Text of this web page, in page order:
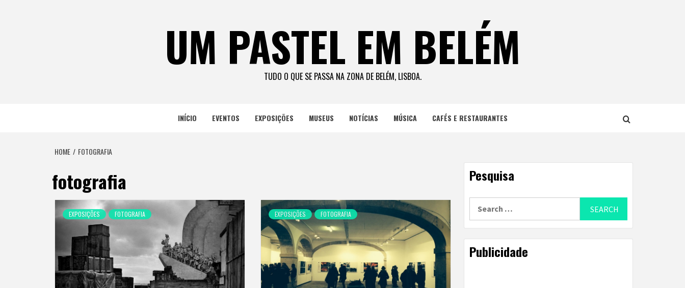
UM PASTEL EM BELÉM
TUDO O QUE SE PASSA NA ZONA DE BELÉM, LISBOA.
INÍCIO EVENTOS EXPOSIÇÕES MUSEUS NOTÍCIAS MÚSICA CAFÉS E RESTAURANTES
HOME FOTOGRAFIA
fotografia
EXPOSIÇÕES FOTOGRAFIA EXPOSIÇÕES FOTOGRAFIA
Pesquisa
Publicidade